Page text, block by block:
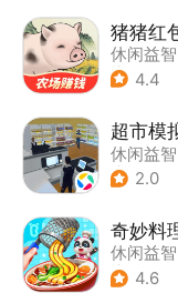
猪猪红
休闲益智
| 田园生
4.4
超市模
休闲益智
| 文字游
2.0
奇妙料
休闲益智
| 宝宝巴
4.6